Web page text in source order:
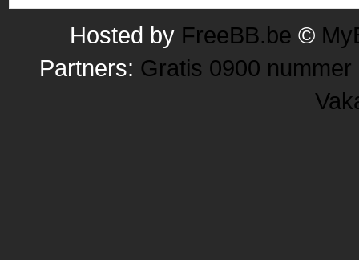
Hosted by FreeBB.be ©
Partners: Gratis 0900 nummer